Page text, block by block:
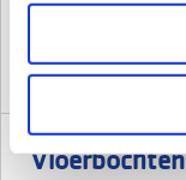
Vloerbochten